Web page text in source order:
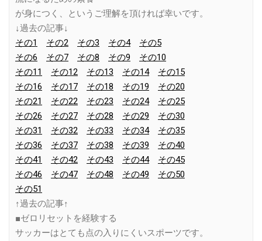
が身につく、というご理解を頂ければ幸いです。
↓過去の記事↓
その1
その2 その3 その4
その5
その6
その7 その8 その9
その10
その11
その12 その13 その14
その15
その16
その17 その18 その19
その20
その21
その22 その23 その24
その25
その26
その27 その28 その29
その30
その31
その32 その33 その34
その35
その36
その37 その38 その39
その40
その41
その42 その43 その44
その45
その46
その47 その48 その49
その50
その51
↑過去の記事↑
■ゼロリセットを経験する
サッカーはとても点の入りにくいスポーツです。